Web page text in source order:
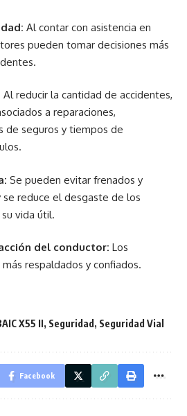
Al contar con asistencia en
pueden tomar decisiones más
Al reducir la cantidad de accidentes,
a reparaciones,
de seguros y tiempos de
Se pueden evitar frenados y
se reduce el desgaste de los
vida útil.
del conductor: Los
respaldados y confiados.
X55 II, Seguridad , Seguridad Vial
Facebook